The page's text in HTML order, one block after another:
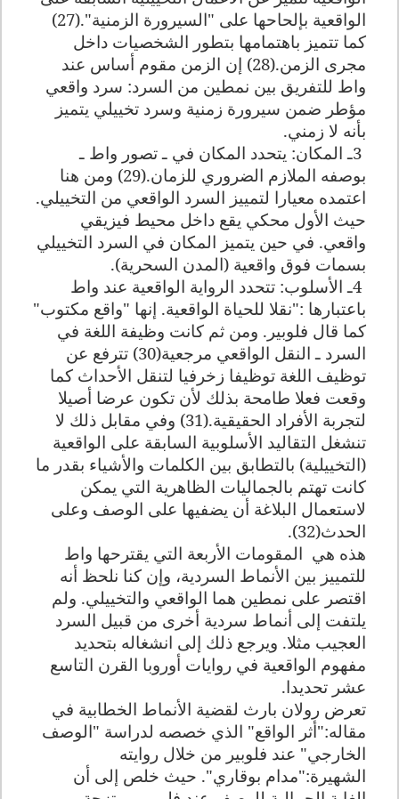
الواقعية بإلحاحها على "السيرورة الزمنية".(27)
كما تتميز باهتمامها بتطور الشخصيات داخل
مجرى الزمن.(28) إن الزمن مقوم أساس عند
واط للتفريق بين نمطين من السرد: سرد واقعي
مؤطر ضمن سيرورة زمنية وسرد تخييلي يتميز
بأنه لا زمني.
3ـ المكان: يتحدد المكان في ـ تصور واط ـ
بوصفه الملازم الضروري للزمان.(29) ومن هنا
اعتمده معيارا لتمييز السرد الواقعي من التخييلي.
حيث الأول محكي يقع داخل محيط فيزيقي
واقعي. في حين يتميز المكان في السرد التخييلي
بسمات فوق واقعية (المدن السحرية).
4ـ الأسلوب: تتحدد الرواية الواقعية عند واط
باعتبارها :"نقلا للحياة الواقعية. إنها "واقع مكتوب"
كما قال فلوبير. ومن ثم كانت وظيفة اللغة في
السرد ـ النقل الواقعي مرجعية(30) تترفع عن
توظيف اللغة توظيفا زخرفيا لتنقل الأحداث كما
وقعت فعلا طامحة بذلك لأن تكون عرضا أصيلا
لتجربة الأفراد الحقيقية.(31) وفي مقابل ذلك لا
تنشغل التقاليد الأسلوبية السابقة على الواقعية
(التخييلية) بالتطابق بين الكلمات والأشياء بقدر ما
كانت تهتم بالجماليات الظاهرية التي يمكن
لاستعمال البلاغة أن يضفيها على الوصف وعلى
الحدث(32).
هذه هي المقومات الأربعة التي يقترحها واط
للتمييز بين الأنماط السردية، وإن كنا نلحظ أنه
اقتصر على نمطين هما الواقعي والتخييلي. ولم
يلتفت إلى أنماط سردية أخرى من قبيل السرد
العجيب مثلا. ويرجع ذلك إلى انشغاله بتحديد
مفهوم الواقعية في روايات أوروبا القرن التاسع
عشر تحديدا.
تعرض رولان بارث لقضية الأنماط الخطابية في
مقاله:"أثر الواقع" الذي خصصه لدراسة "الوصف
الخارجي" عند فلوبير من خلال روايته
الشهيرة:"مدام بوقاري". حيث خلص إلى أن